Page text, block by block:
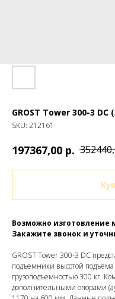
GROST Tower 300-3 DC
SKU: 212161
197367,00 р.
Возможно
Закажите звонок и
GROST Tower 300-3 DC
подъемники высотой
грузоподъемностью 300 кг.
дополнительными опорами